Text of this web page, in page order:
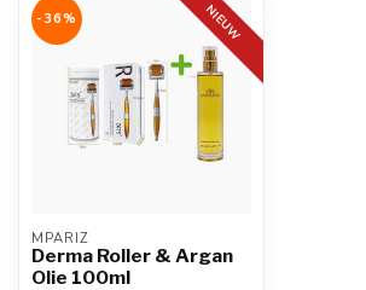
NIEUW
-36%
MPARIZ
Derma Roller & Argan
Olie 100ml